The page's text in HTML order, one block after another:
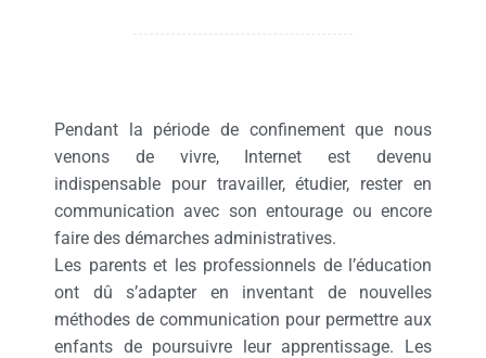
Pendant la période de confinement que nous
venons de vivre, Internet est devenu
indispensable pour travailler, étudier, rester en
communication avec son entourage ou encore
faire des démarches administratives.
Les parents et les professionnels de l’éducation
ont dû s’adapter en inventant de nouvelles
méthodes de communication pour permettre aux
enfants de poursuivre leur apprentissage. Les